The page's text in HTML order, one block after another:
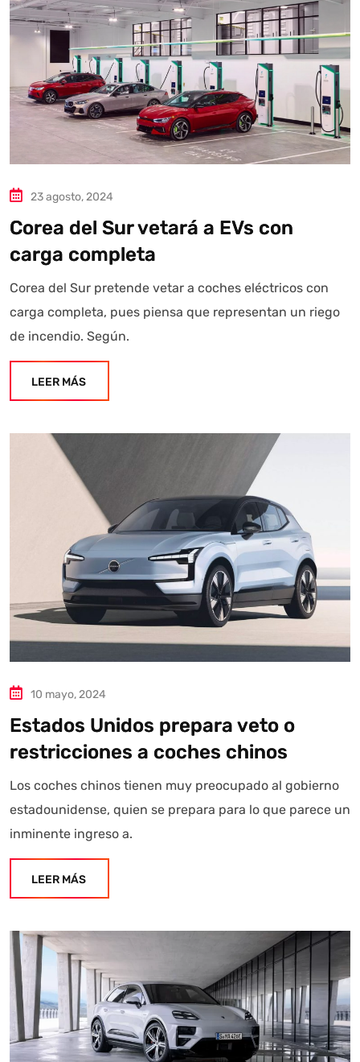
23 agosto, 2024
Corea del Sur vetará a EVs con
carga completa
Corea del Sur pretende vetar a coches eléctricos con
carga completa, pues piensa que representan un riego
de incendio. Según.
LEER MÁS
10 mayo, 2024
Estados Unidos prepara veto o
restricciones a coches chinos
Los coches chinos tienen muy preocupado al gobierno
estadounidense, quien se prepara para lo que parece un
inminente ingreso a.
LEER MÁS
Autoanalítica IA Agente Inteligente
Estoy aquí para encontrar lo que necesitas. ¿Qué estás
información referencial que puede contener errores.
Asistente con IA en desarrollo. Autoanalítica optimiza
diariamente su exactitud."